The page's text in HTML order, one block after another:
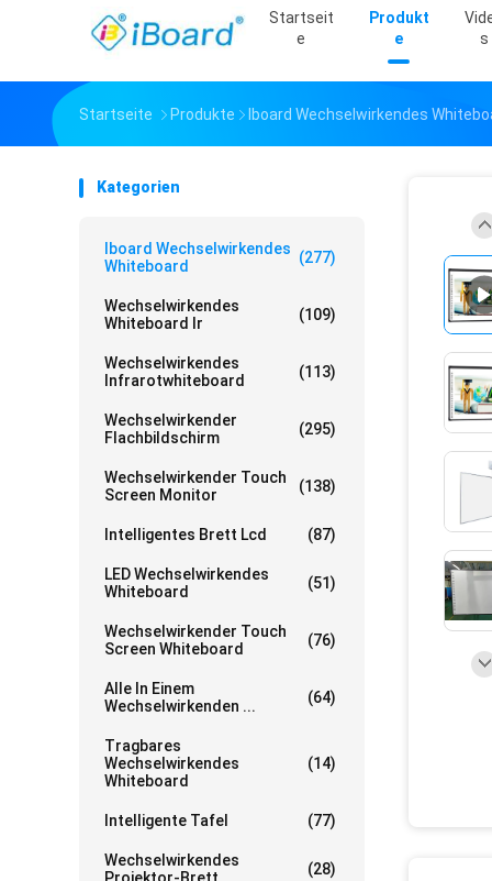
Startseit
E
Produkt
E
S
Startseite Produkte Iboard Wechselwirkendes
Kategorien
Iboard Wechselwirkendes
Whiteboard
(277)
Wechselwirkendes
Whiteboard Ir
(109)
Wechselwirkendes
Infrarotwhiteboard
(113)
Wechselwirkender
Flachbildschirm
(295)
Wechselwirkender Touch
Screen Monitor
(138)
Intelligentes Brett Lcd (87)
LED Wechselwirkendes
Whiteboard
(51)
Wechselwirkender Touch
Screen Whiteboard
(76)
Alle In Einem
Wechselwirkenden ...
(64)
Tragbares
Wechselwirkendes
Whiteboard
(14)
Intelligente Tafel (77)
Wechselwirkendes
(28)